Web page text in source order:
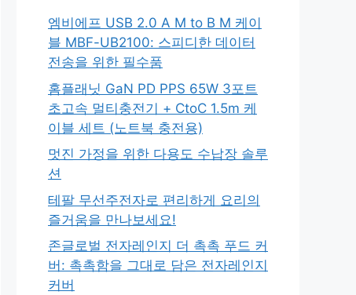
엠비에프 USB 2.0 A M to B M 케이
블 MBF-UB2100: 스피디한 데이터
전송을 위한 필수품
홈플래닛 GaN PD PPS 65W 3포트
초고속 멀티충전기 + CtoC 1.5m 케
이블 세트 (노트북 충전용)
멋진 가정을 위한 다용도 수납장 솔루
션
테팔 무선주전자로 편리하게 요리의
즐거움을 만나보세요!
존글로벌 전자레인지 더 촉촉 푸드 커
버: 촉촉함을 그대로 담은 전자레인지
커버